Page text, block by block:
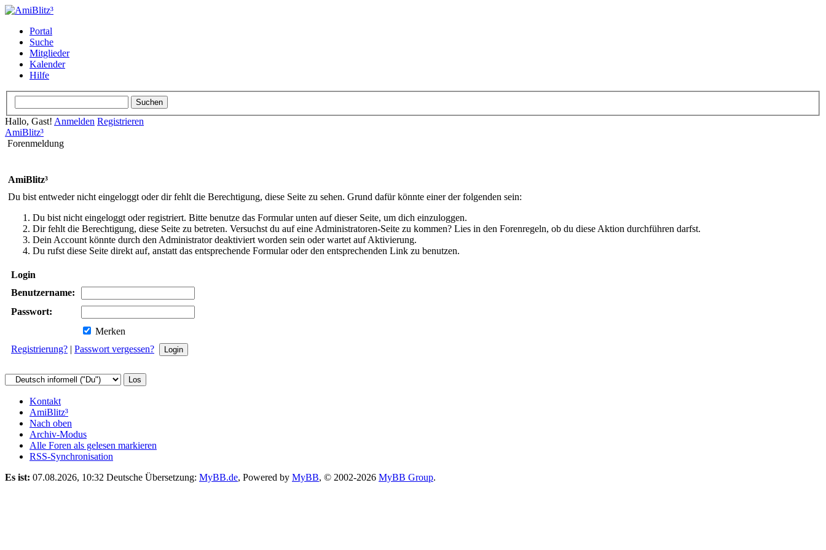
Portal
Suche
Mitglieder
Kalender
Hilfe
Hallo, Gast! Anmelden Registrieren
AmiBlitz³
Forenmeldung
AmiBlitz³
Du bist entweder nicht eingeloggt oder dir fehlt die Berechtigung, diese Seite zu sehen. Grund dafür könnte einer der folgenden sein:
Du bist nicht eingeloggt oder registriert. Bitte benutze das Formular unten auf dieser Seite, um dich einzuloggen.
Dir fehlt die Berechtigung, diese Seite zu betreten. Versuchst du auf eine Administratoren-Seite zu kommen? Lies in den Forenregeln, ob du diese Aktion durchführen darfst.
Dein Account könnte durch den Administrator deaktiviert worden sein oder wartet auf Aktivierung.
Du rufst diese Seite direkt auf, anstatt das entsprechende Formular oder den entsprechenden Link zu benutzen.
Login
Benutzername:
Passwort:
Merken
Registrierung? | Passwort vergessen?
Kontakt
AmiBlitz³
Nach oben
Archiv-Modus
Alle Foren als gelesen markieren
RSS-Synchronisation
Es ist: 07.08.2026, 10:32 Deutsche Übersetzung: MyBB.de, Powered by MyBB, © 2002-2026 MyBB Group.